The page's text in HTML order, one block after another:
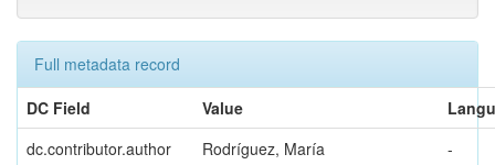
Full metadata record
DC Field
Value
dc.contributor.author
Rodríguez, María
-